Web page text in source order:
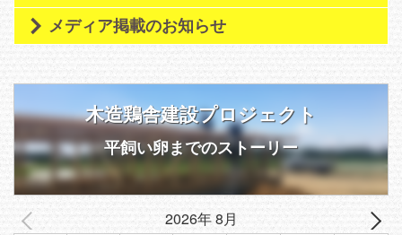
メディア掲載のお知らせ
木造鶏舎建設プロジェクト
平飼い卵までのストーリー
2026年 8月